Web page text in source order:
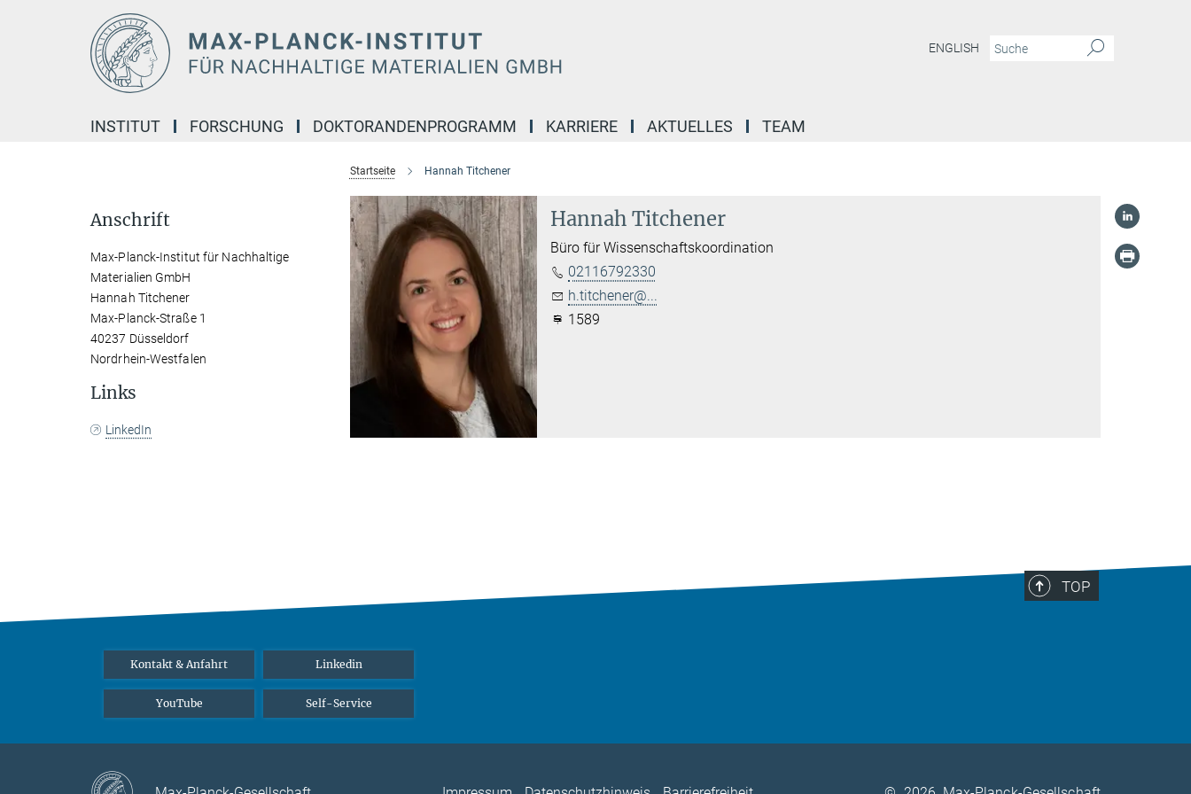
ENGLISH
INSTITUT FORSCHUNG DOKTORANDENPROGRAMM KARRIERE AKTUELLES TEAM
Startseite Hannah Titchener
Hannah Titchener
Büro für Wissenschaftskoordination
02116792330
h.titchener@...
1589
Anschrift
Max-Planck-Institut für Nachhaltige
Materialien GmbH
Hannah Titchener
Max-Planck-Straße 1
40237 Düsseldorf
Nordrhein-Westfalen
Links
LinkedIn
TOP
Kontakt & Anfahrt Linkedin
YouTube Self-Service